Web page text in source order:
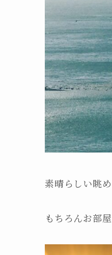
素晴らしい眺め
もちろんお部